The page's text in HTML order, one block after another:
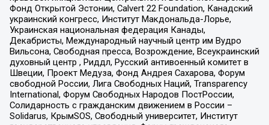
Фонд Открытой Эстонии, Calvert 22 Foundation, Канадский
украинский конгресс, Институт Макдональда-Лорье,
Украинская национальная федерация Канады,
Декабристы, Международный научный центр им Вудро
Вильсона, Свободная пресса, Возрождение, Всеукраинский
духовный центр , Риддл, Русский антивоенный комитет в
Швеции, Проект Медуза, Фонд Андрея Сахарова, Форум
свободной России, Лига Свободных Наций, Transparеncy
International, Форум Свободных Народов ПостРоссии,
Солидарность с гражданским движением в России –
Solidarus, КрымSOS, Свободный университет, Институт